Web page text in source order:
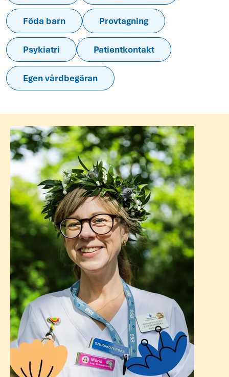
Föda barn Provtagning
Psykiatri Patientkontakt
Egen vårdbegäran